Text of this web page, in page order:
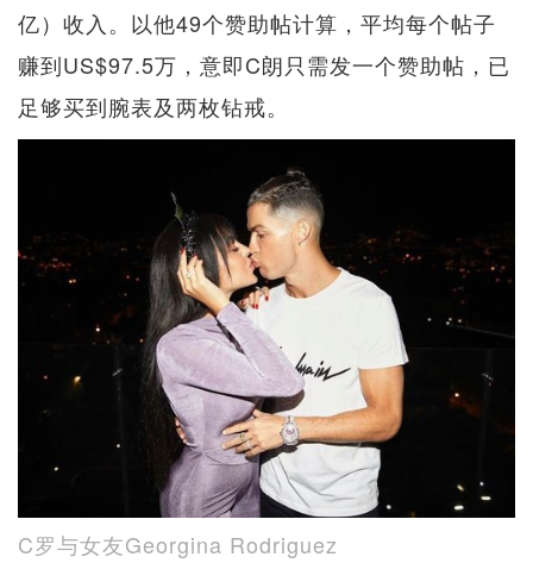
亿）收入。以他49个赞助帖计算，平均每个帖子
赚到US$97.5万，意即C朗只需发一个赞助帖，已
足够买到腕表及两枚钻戒。
C罗与女友Georgina Rodriguez